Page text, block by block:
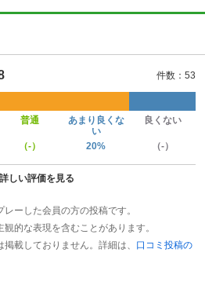
件数：53
普通
あまり良くな
い
良くない
（-） 20% （-）
詳しい評価を見る
ーした会員の方の投稿です。
的な表現を含むことがあります。
載しておりません。詳細は、 口コミ投稿の